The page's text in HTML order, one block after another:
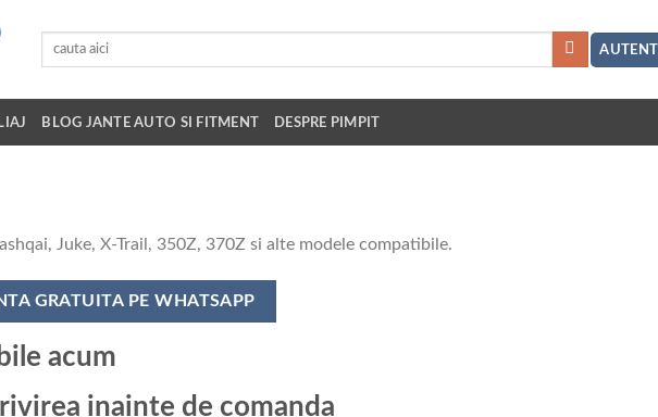
BLOG JANTE AUTO SI FITMENT DESPRE PIMPIT
Juke, X-Trail, 350Z, 370Z si alte modele compatibile.
GRATUITA PE WHATSAPP
acum
inainte de comanda